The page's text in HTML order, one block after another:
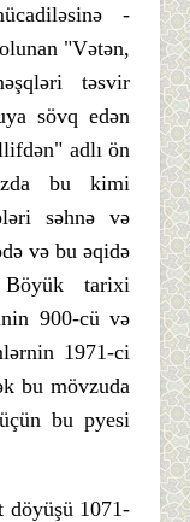
-
"Vətən,
təsvir
sövq edən
adlı ön
bu kimi
səhnə və
və bu əqidə
tarixi
900-cü və
1971-ci
bu mövzuda
bu pyesi
1071-